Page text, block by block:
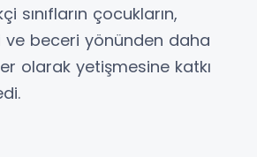
sınıfların çocukların,
ve beceri yönünden daha
olarak yetişmesine katkı